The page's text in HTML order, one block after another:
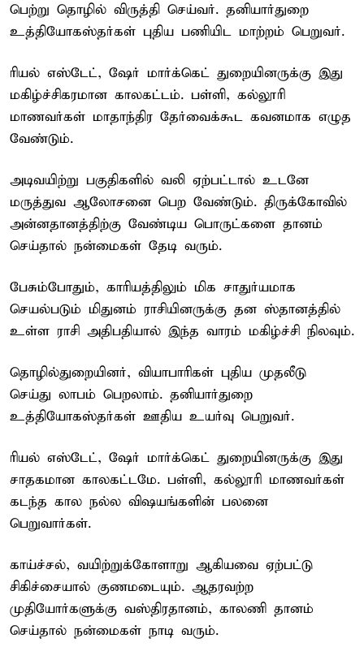
பெற்று தொழில் விருத்தி செய்வர். தனியார்துறை
உத்தியோகஸ்தர்கள் புதிய பணியிட மாற்றம் பெறுவர்.
ரியல் எஸ்டேட், ஷேர் மார்க்கெட் துறையினருக்கு இது
மகிழ்ச்சிகரமான காலகட்டம். பள்ளி, கல்லூரி
மாணவர்கள் மாதாந்திர தேர்வைக்கூட கவனமாக எழுத
வேண்டும்.
அடிவயிற்று பகுதிகளில் வலி ஏற்பட்டால் உடனே
மருத்துவ ஆலோசனை பெற வேண்டும். திருக்கோவில்
அன்னதானத்திற்கு வேண்டிய பொருட்களை தானம்
செய்தால் நன்மைகள் தேடி வரும்.
பேசும்போதும், காரியத்திலும் மிக சாதுர்யமாக
செயல்படும் மிதுனம் ராசியினருக்கு தன ஸ்தானத்தில்
உள்ள ராசி அதிபதியால் இந்த வாரம் மகிழ்ச்சி நிலவும்.
தொழில்துறையினர், வியாபாரிகள் புதிய முதலீடு
செய்து லாபம் பெறலாம். தனியார்துறை
உத்தியோகஸ்தர்கள் ஊதிய உயர்வு பெறுவர்.
ரியல் எஸ்டேட், ஷேர் மார்க்கெட் துறையினருக்கு இது
சாதகமான காலகட்டமே. பள்ளி, கல்லூரி மாணவர்கள்
கடந்த கால நல்ல விஷயங்களின் பலனை
பெறுவார்கள்.
காய்ச்சல், வயிற்றுக்கோளாறு ஆகியவை ஏற்பட்டு
சிகிச்சையால் குணமடையும். ஆதரவற்ற
முதியோர்களுக்கு வஸ்திரதானம், காலணி தானம்
செய்தால் நன்மைகள் நாடி வரும்.